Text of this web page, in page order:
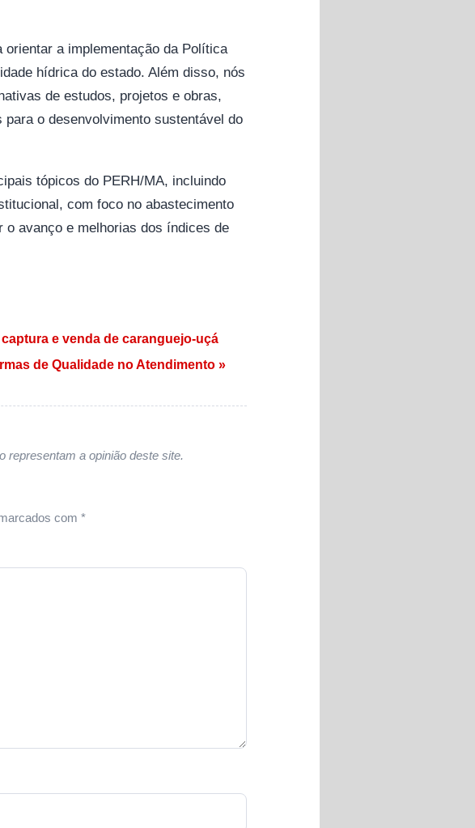
a implementação da Política
hídrica do estado. Além disso, nós
de estudos, projetos e obras,
o desenvolvimento sustentável do
tópicos do PERH/MA, incluindo
com foco no abastecimento
o avanço e melhorias dos índices de
e venda de caranguejo-uçá
de Qualidade no Atendimento »
representam a opinião deste site.
com *